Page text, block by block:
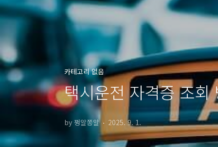
카테고리 없음
택시운전 자격증 조회
by 쩡알쫑알 2025. 9. 1.